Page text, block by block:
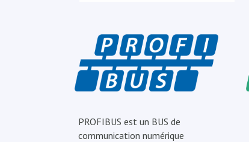
PROFIBUS est un BUS de
communication numérique